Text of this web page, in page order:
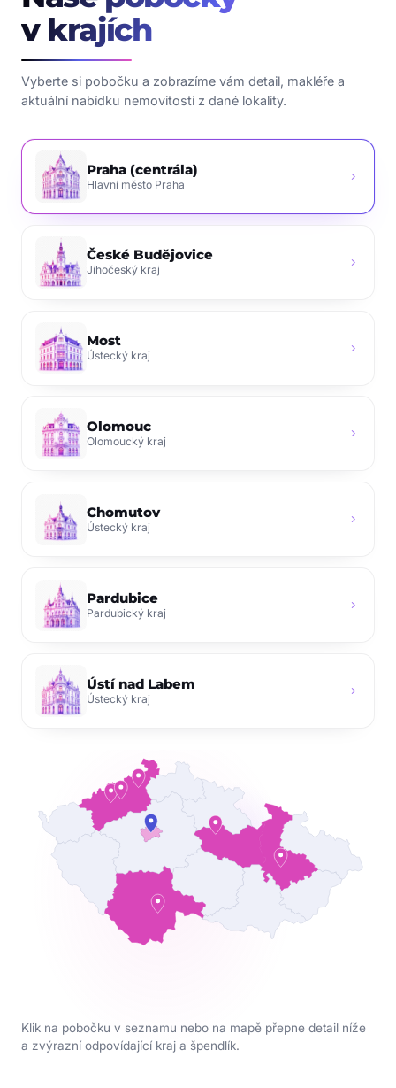
v krajích
Vyberte si pobočku a zobrazíme vám detail, makléře a
aktuální nabídku nemovitostí z dané lokality.
Praha (centrála)
Hlavní město Praha chevron_right
České Budějovice
Jihočeský kraj chevron_right
Most
Ústecký kraj chevron_right
Olomouc
Olomoucký kraj chevron_right
Chomutov
Ústecký kraj chevron_right
Pardubice
Pardubický kraj chevron_right
Ústí nad Labem
Ústecký kraj chevron_right
Klik na pobočku v seznamu nebo na mapě přepne detail níže
a zvýrazní odpovídající kraj a špendlík.